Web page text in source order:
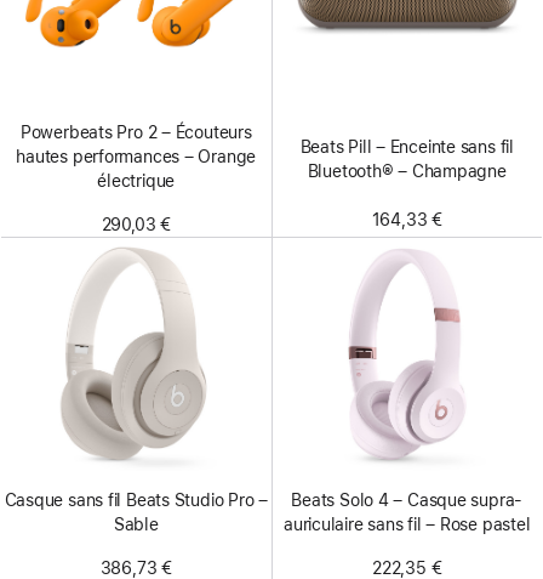
Powerbeats Pro 2 – Écouteurs
hautes performances – Orange
électrique
290,03 €
Beats Pill – Enceinte sans fil
Bluetooth® – Champagne
164,33 €
Casque sans fil Beats Studio Pro –
Sable
386,73 €
Beats Solo 4 – Casque supra-
auriculaire sans fil – Rose pastel
222,35 €